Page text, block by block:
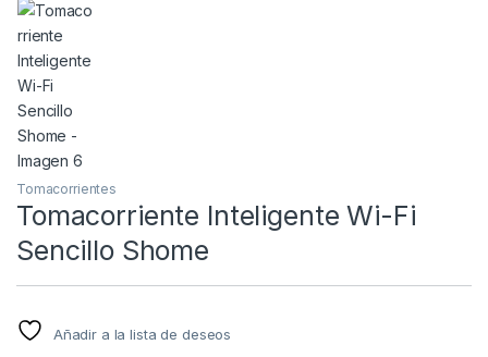
Tomacorrientes
Tomacorriente Inteligente Wi-Fi
Sencillo Shome
Añadir a la lista de deseos